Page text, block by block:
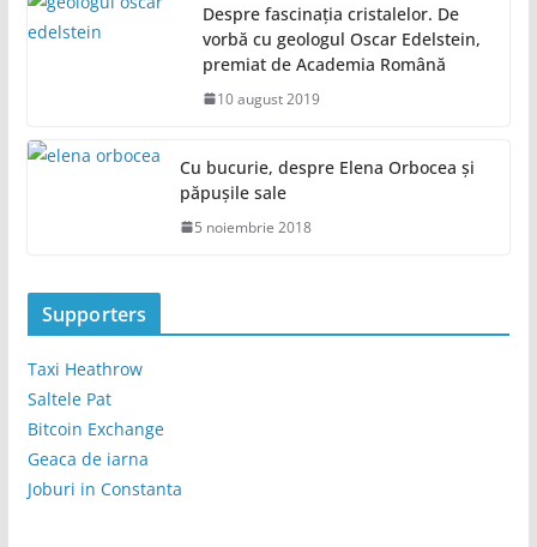
Despre fascinația cristalelor. De
vorbă cu geologul Oscar Edelstein,
premiat de Academia Română
10 august 2019
Cu bucurie, despre Elena Orbocea și
păpușile sale
5 noiembrie 2018
Supporters
Taxi Heathrow
Saltele Pat
Bitcoin Exchange
Geaca de iarna
Joburi in Constanta